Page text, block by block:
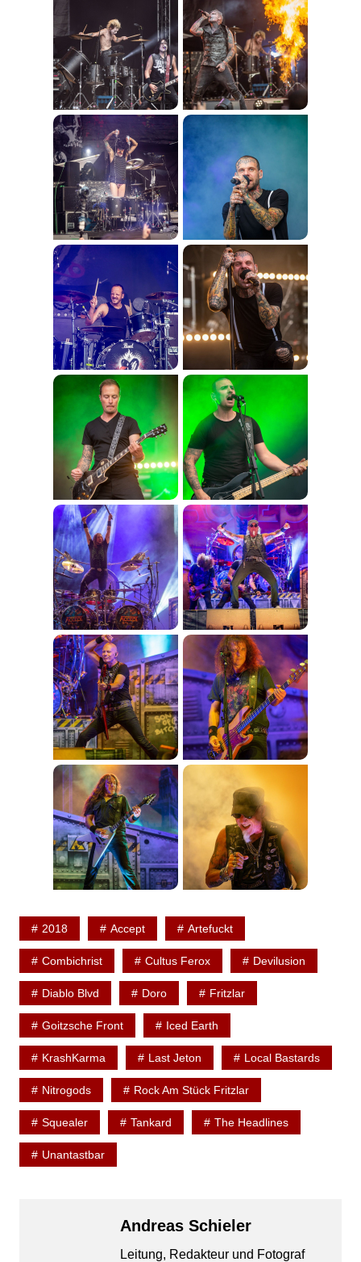
2018 Accept Artefuckt
Combichrist Cultus Ferox Devilusion
Diablo Blvd Doro Fritzlar
Goitzsche Front Iced Earth
KrashKarma Last Jeton Local Bastards
Nitrogods Rock Am Stück Fritzlar
Squealer Tankard The Headlines
Unantastbar
Andreas Schieler
Leitung, Redakteur und Fotograf